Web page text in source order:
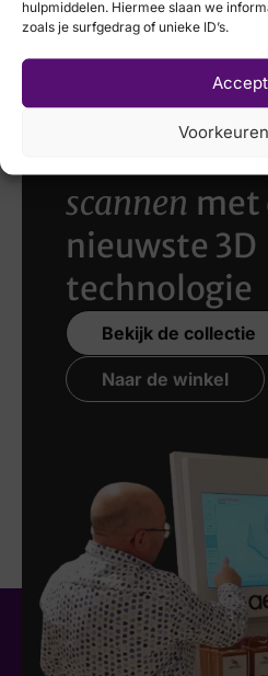
hulpmiddelen. Hiermee slaan we
zoals je surfgedrag of unieke ID’s.
€84,95€59,95
scannen met
nieuwste 3D
technologie
Bekijk de collectie
Naar de winkel